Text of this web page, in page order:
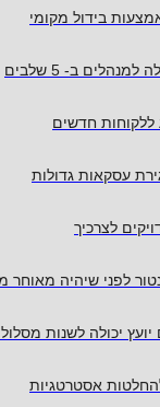
ב- 5 שלבים
לצרכיך
יכולה לשנות